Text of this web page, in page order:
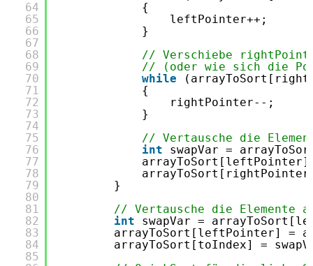
64
65
66
67
68
69
70
71
72
73
74
75
76
77
78
79
80
81
82
83
84
85
{
leftPointer++;
}
// Verschiebe
// (oder wie sich die
while
{
rightPointer--;
}
// Vertausche die
int
swapVar =
}
// Vertausche die Elemente
int
swapVar =
arrayToSort[leftPointer] =
arrayToSort[toIndex] =